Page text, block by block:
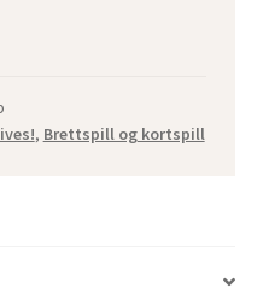
, Brettspill og kortspill